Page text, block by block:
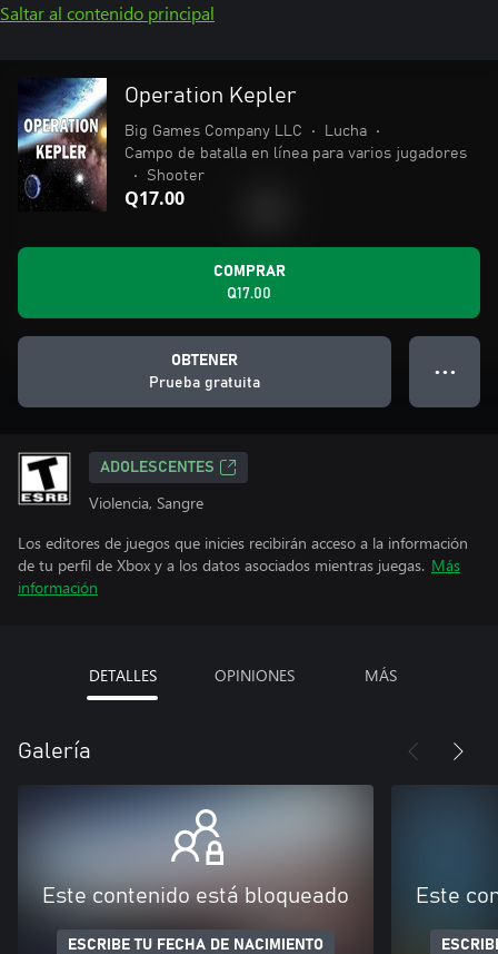
Saltar al contenido principal
Operation Kepler
Big Games Company LLC • Lucha
•
Campo de batalla en línea para varios jugadores
•
Shooter
Q17.00
COMPRAR
Q17.00
OBTENER
Prueba gratuita
● ● ●
ADOLESCENTES
Violencia, Sangre
Los editores de juegos que inicies recibirán acceso a la información
de tu perfil de Xbox y a los datos asociados mientras juegas. Más
información
DETALLES OPINIONES MÁS
Galería
Este contenido está bloqueado
ESCRIBE TU FECHA DE NACIMIENTO
Este